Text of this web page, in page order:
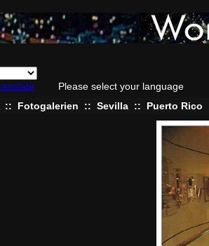
Please select your language
:: Fotogalerien :: Sevilla :: Puerto Rico